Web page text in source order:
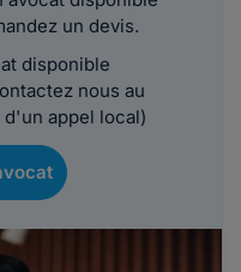
un devis.
disponible
nous au
appel local)